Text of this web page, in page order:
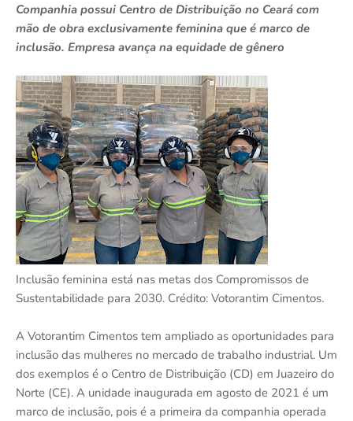
Companhia possui Centro de Distribuição no Ceará com
mão de obra exclusivamente feminina que é marco de
inclusão. Empresa avança na equidade de gênero
Inclusão feminina está nas metas dos Compromissos de
Sustentabilidade para 2030. Crédito: Votorantim Cimentos.
A Votorantim Cimentos tem ampliado as oportunidades para
inclusão das mulheres no mercado de trabalho industrial. Um
dos exemplos é o Centro de Distribuição (CD) em Juazeiro do
Norte (CE). A unidade inaugurada em agosto de 2021 é um
marco de inclusão, pois é a primeira da companhia operada